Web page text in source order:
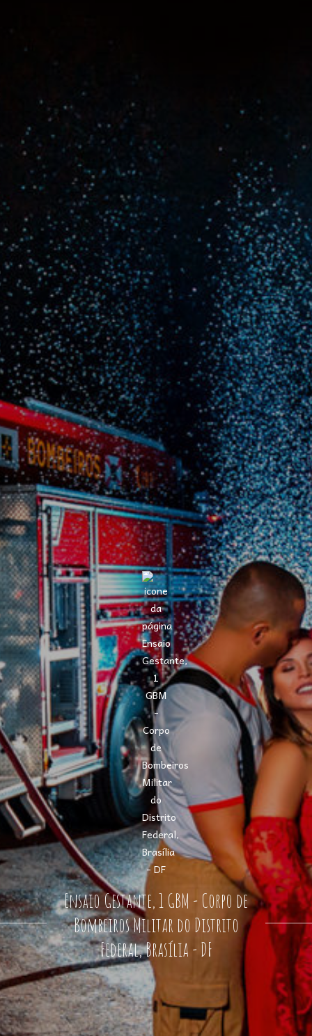
Ensaio Gestante, 1 GBM - Corpo de
Bombeiros Militar do Distrito
Federal, Brasília - DF